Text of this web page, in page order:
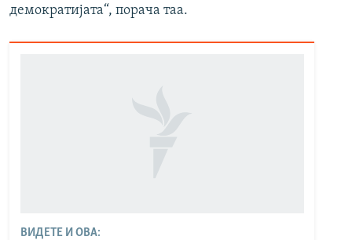
демократијата“, порача таа.
ВИДЕТЕ И ОВА: